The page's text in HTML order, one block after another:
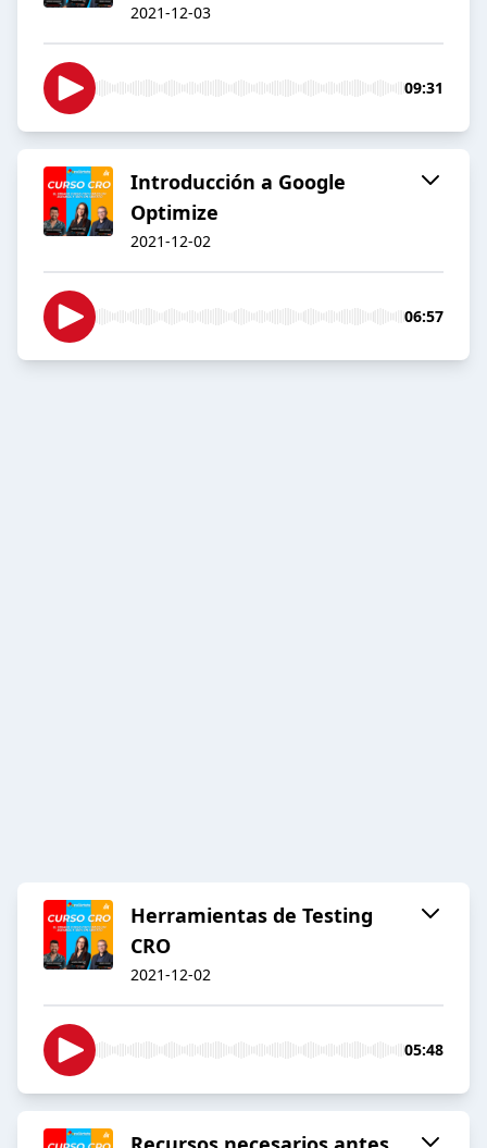
2021-12-03
09:31
Introducción a Google
Optimize
2021-12-02
06:57
Herramientas de Testing
CRO
2021-12-02
05:48